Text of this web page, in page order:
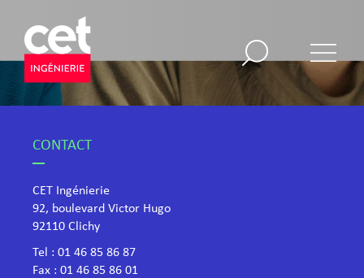
CONTACT
CET Ingénierie
92, boulevard Victor Hugo
​92110 Clichy
Tel : 01 46 85 86 87
Fax : 01 46 85 86 01